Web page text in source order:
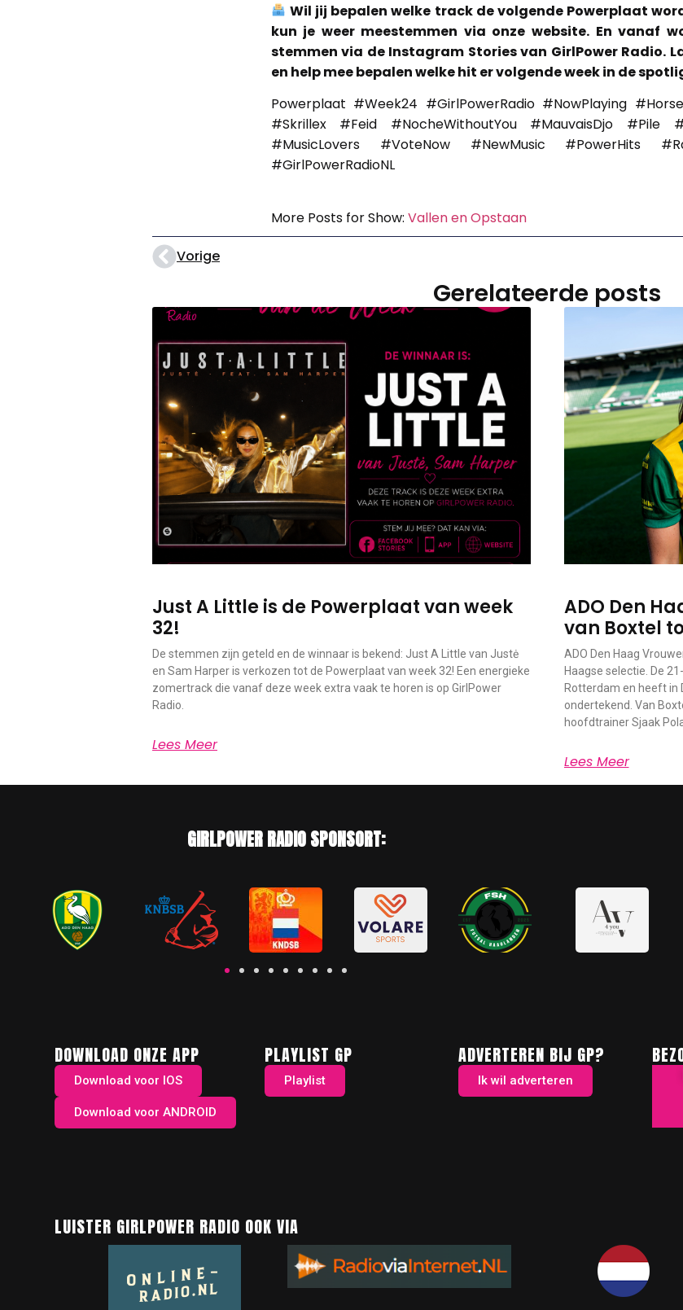
Wil jij bepalen welke track de volgende Powerplaat
kun je weer meestemmen via onze website. En vanaf
stemmen via de Instagram Stories van GirlPower Radio.
en help mee bepalen welke hit er volgende week in de
Powerplaat #Week24 #GirlPowerRadio #NowPlaying
#Skrillex #Feid #NocheWithoutYou #MauvaisDjo #Pile
#MusicLovers #VoteNow #NewMusic #PowerHits
#GirlPowerRadioNL
More Posts for Show: Vallen en Opstaan
Vorige
Gerelateerde posts
Just A Little is de Powerplaat van week
32!
De stemmen zijn geteld en de winnaar is bekend: Just A Little van Justė
en Sam Harper is verkozen tot de Powerplaat van week 32! Een energieke
zomertrack die vanaf deze week extra vaak te horen is op GirlPower
Radio.
Lees Meer
ADO Den
van Boxtel
ADO Den Haag
Haagse selectie. De
Rotterdam en heeft in
ondertekend. Van
hoofdtrainer Sjaak
Lees Meer
GIRLPOWER RADIO SPONSORT:
DOWNLOAD ONZE APP
Download voor IOS
Download voor ANDROID
PLAYLIST GP
Playlist
ADVERTEREN BIJ GP?
Ik wil adverteren
LUISTER GIRLPOWER RADIO OOK VIA